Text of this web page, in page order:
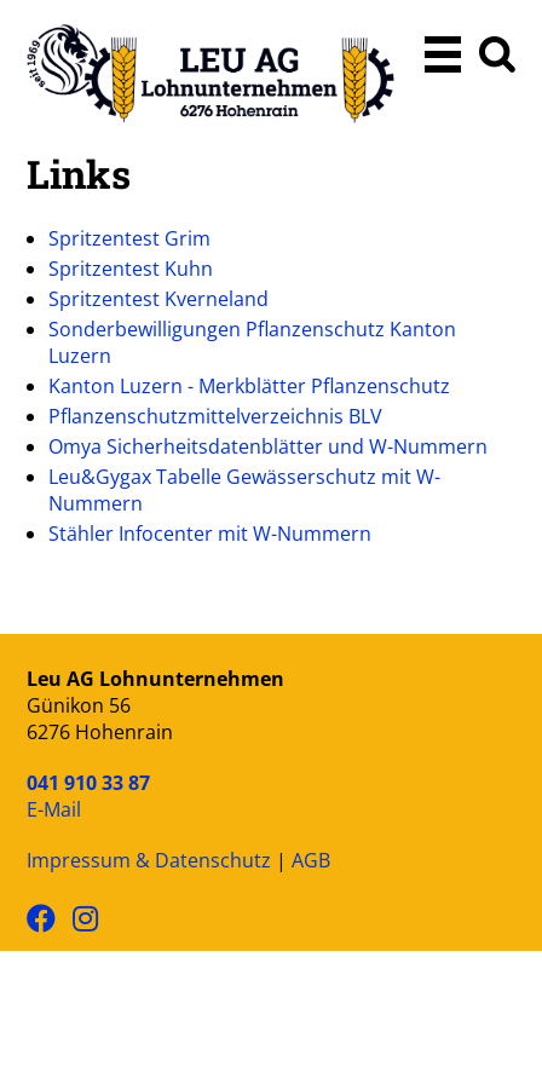
Links
Spritzentest Grim
Spritzentest Kuhn
Spritzentest Kverneland
Sonderbewilligungen Pflanzenschutz Kanton
Luzern
Kanton Luzern - Merkblätter Pflanzenschutz
Pflanzenschutzmittelverzeichnis BLV
Omya Sicherheitsdatenblätter und W-Nummern
Leu&Gygax Tabelle Gewässerschutz mit W-
Nummern
Stähler Infocenter mit W-Nummern
Leu AG Lohnunternehmen
Günikon 56
6276 Hohenrain
041 910 33 87
E-Mail
Impressum & Datenschutz |AGB